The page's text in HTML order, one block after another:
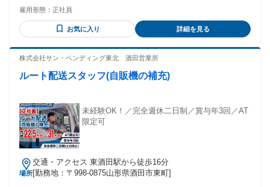
ヶ月分、2026年予定合計4ヶ月分) ■家族手当(配偶者:14,000円/
車業務・運送業界での実務経験 【こんな方に】 ＊家族のため
に安定企業で働きたい方 ＊トラックの運転経験を活かしたい
方 ＊周囲と円滑なコミュニケーションがとれる方 ＊常に誠実
安定した経営基盤のある企業で長く働きたい方 ＊将来は拠点
プライベートも大切にしたい方
雇用形態： 正社員
お気に入り 詳細を見る
株式会社サン・ベンディング東北 酒田営業所
ルート配送スタッフ(自販機の補充)
未経験OK！／完全週休二日制／賞与年3回／AT
限定可
場所
交通・アクセス 東酒田駅から徒歩16分
[勤務地：〒998-0875山形県酒田市東町]